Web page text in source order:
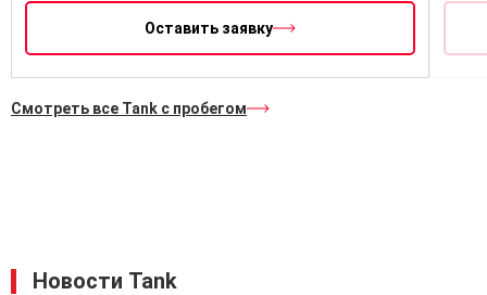
Оставить заявку
Смотреть все Tank с пробегом
Новости Tank